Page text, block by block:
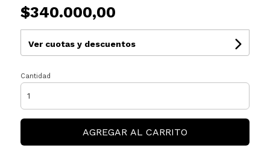
$340.000,00
Ver cuotas y descuentos
Cantidad
AGREGAR AL CARRITO